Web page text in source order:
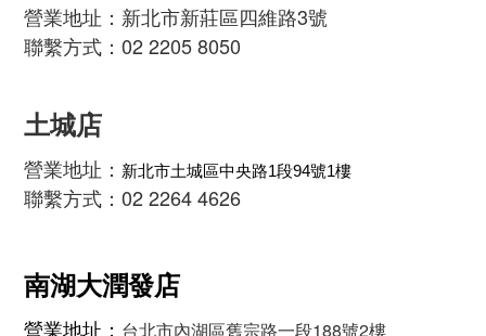
營業地址：新北市新莊區四維路3號
聯繫方式：02 2205 8050
土城店
營業地址： 新北市土城區中央路1段94號1樓
聯繫方式：02 2264 4626
南湖大潤發店
營業地址： 台北市內湖區舊宗路一段188號2樓